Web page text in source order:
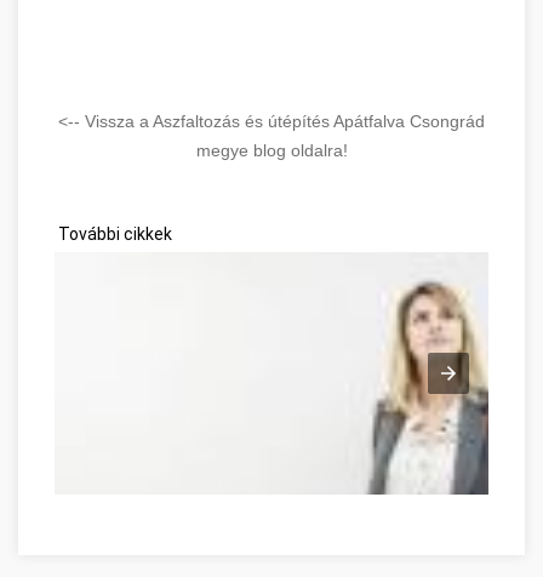
<-- Vissza a Aszfaltozás és útépítés Apátfalva Csongrád
megye blog oldalra!
További cikkek